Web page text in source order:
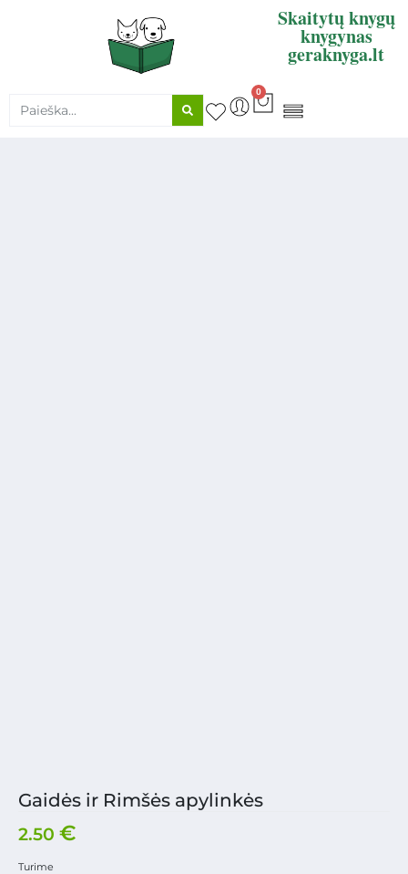
Skaitytų knygų
knygynas
geraknyga.lt
0
Gaidės ir Rimšės apylinkės
2.50 €
Turime